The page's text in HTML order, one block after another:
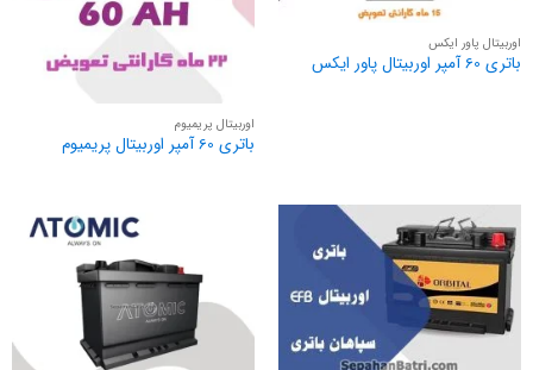
اوربیتال پاور ایکس
باتری 60 آمپر اوربیتال پاور ایکس
اوربیتال پریمیوم
باتری 60 آمپر اوربیتال پریمیوم